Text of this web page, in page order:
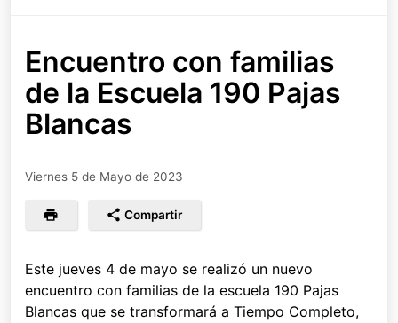
Encuentro con familias
de la Escuela 190 Pajas
Blancas
Viernes 5 de Mayo de 2023
Compartir
Este jueves 4 de mayo se realizó un nuevo
encuentro con familias de la escuela 190 Pajas
Blancas que se transformará a Tiempo Completo,